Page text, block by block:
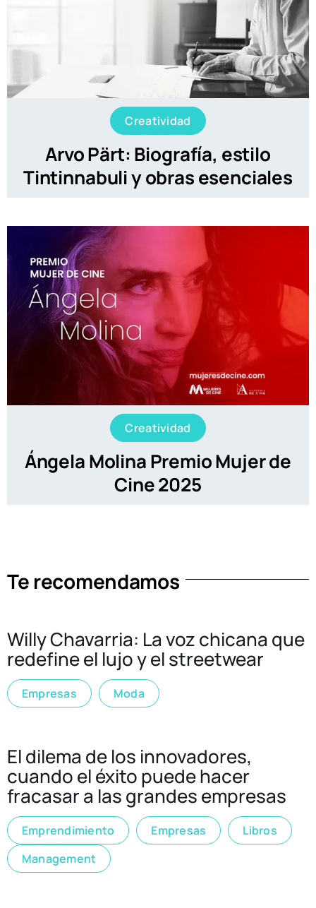
Creatividad
Arvo Pärt: Biografía, estilo
Tintinnabuli y obras esenciales
Creatividad
Ángela Molina Premio Mujer de
Cine 2025
Te recomendamos
Willy Chavarria: La voz chicana que
redefine el lujo y el streetwear
Empresas Moda
El dilema de los innovadores,
cuando el éxito puede hacer
fracasar a las grandes empresas
Emprendimiento Empresas
Libros
Management